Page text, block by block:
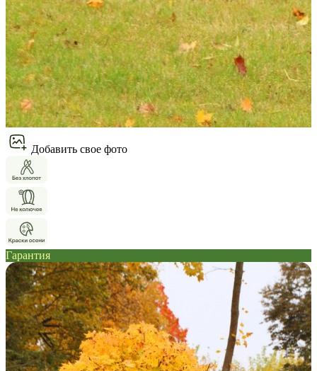
Добавить свое фото
Гарантия